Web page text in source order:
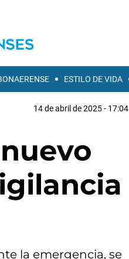
ESTILO DE VIDA
14 de abril de 2025 - 17:04
la emergencia, se